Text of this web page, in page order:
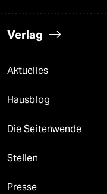
Verlag
Aktuelles
Hausblog
Die Seitenwende
Stellen
Presse